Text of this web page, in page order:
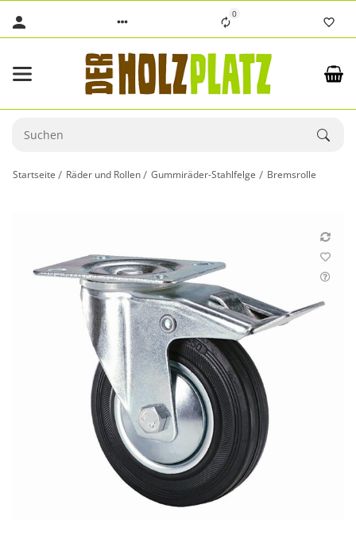
0
Startseite Räder und Rollen Gummiräder-Stahlfelge Bremsrolle